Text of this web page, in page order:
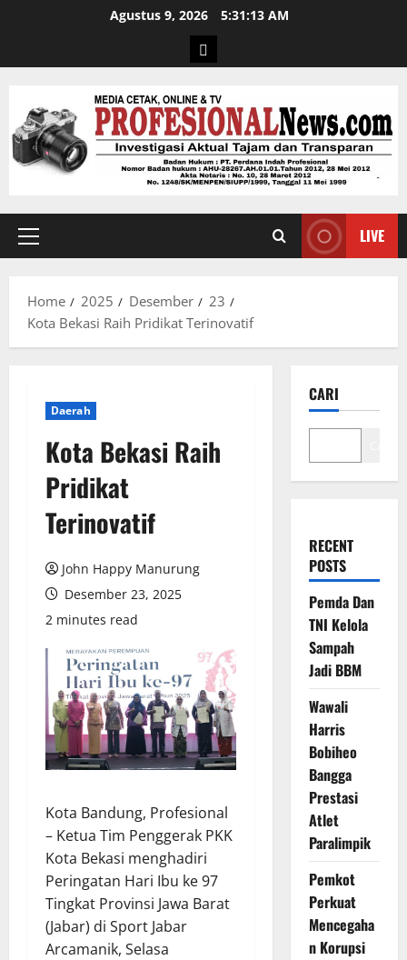
Agustus 9, 2026 5:31:14 AM
LIVE
Home 2025 Desember
23
Kota Bekasi Raih Pridikat Terinovatif
Daerah
Kota Bekasi Raih
Pridikat
Terinovatif
John Happy Manurung
Desember 23, 2025
2 minutes read
Kota Bandung, Profesional
– Ketua Tim Penggerak PKK
Kota Bekasi menghadiri
Peringatan Hari Ibu ke 97
Tingkat Provinsi Jawa Barat
(Jabar) di Sport Jabar
Arcamanik, Selasa
CARI
RECENT
POSTS
Pemda Dan
TNI Kelola
Sampah
Jadi BBM
Wawali
Harris
Bobiheo
Bangga
Prestasi
Atlet
Paralimpik
Pemkot
Perkuat
Mencegaha
n Korupsi